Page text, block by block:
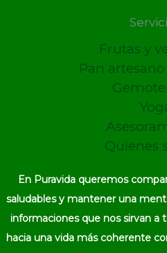
Frutas y
Pan
Quienes
En Puravida queremos
saludables y mantener una
informaciones que nos sirvan a
hacia una vida más coherente